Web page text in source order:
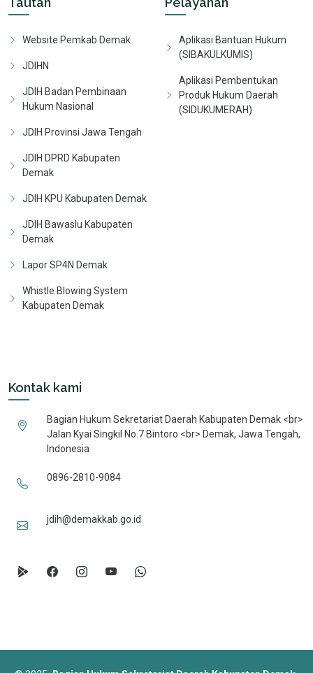
Website Pemkab Demak
JDIHN
JDIH Badan Pembinaan
Hukum Nasional
JDIH Provinsi Jawa Tengah
JDIH DPRD Kabupaten
Demak
JDIH KPU Kabupaten Demak
JDIH Bawaslu Kabupaten
Demak
Lapor SP4N Demak
Whistle Blowing System
Kabupaten Demak
Aplikasi Bantuan Hukum
(SIBAKULKUMIS)
Aplikasi Pembentukan
Produk Hukum Daerah
(SIDUKUMERAH)
Kontak kami
Bagian Hukum Sekretariat Daerah Kabupaten Demak <br>
Jalan Kyai Singkil No.7 Bintoro <br> Demak, Jawa Tengah,
Indonesia
0896-2810-9084
jdih@demakkab.go.id